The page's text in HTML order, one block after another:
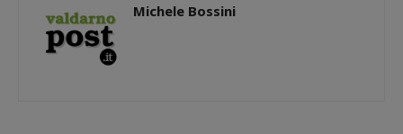
Michele Bossini